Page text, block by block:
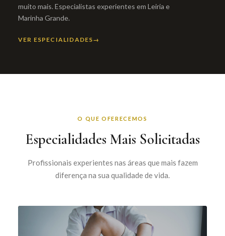
muito mais. Especialistas experientes em Leiria e
Marinha Grande.
VER ESPECIALIDADES
O QUE OFERECEMOS
Especialidades Mais Solicitadas
Profissionais experientes nas áreas que mais fazem
diferença na sua qualidade de vida.